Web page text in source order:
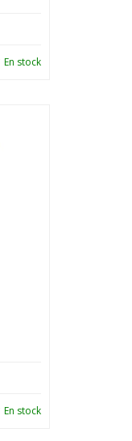
En stock
En stock